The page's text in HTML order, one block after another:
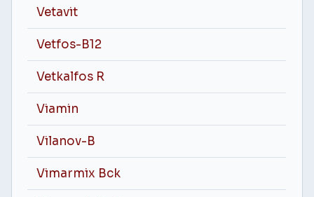
Vetavit
Vetfos-B12
Vetkalfos R
Viamin
Vilanov-B
Vimarmix Bck